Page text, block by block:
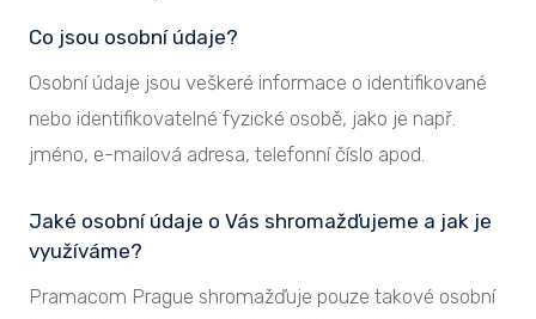
Co jsou osobní údaje?
Osobní údaje jsou veškeré informace o identifikované
nebo identifikovatelné fyzické osobě, jako je např.
jméno, e-mailová adresa, telefonní číslo apod.
Jaké osobní údaje o Vás shromažďujeme a jak je
využíváme?
Pramacom Prague shromažďuje pouze takové osobní